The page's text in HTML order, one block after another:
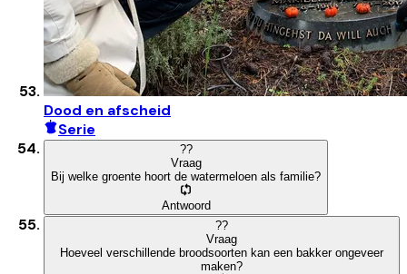
Dood en afscheid
Serie
??
Vraag
Bij welke groente hoort de watermeloen als familie?
Antwoord
??
Vraag
Hoeveel verschillende broodsoorten kan een bakker ongeveer
maken?